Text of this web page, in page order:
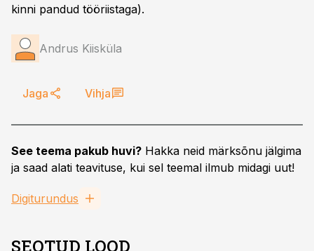
kinni pandud tööriistaga).
Andrus Kiisküla
Jaga Vihja
See teema pakub huvi? Hakka neid märksõnu jälgima
ja saad alati teavituse, kui sel teemal ilmub midagi uut!
Digiturundus
SEOTUD LOOD